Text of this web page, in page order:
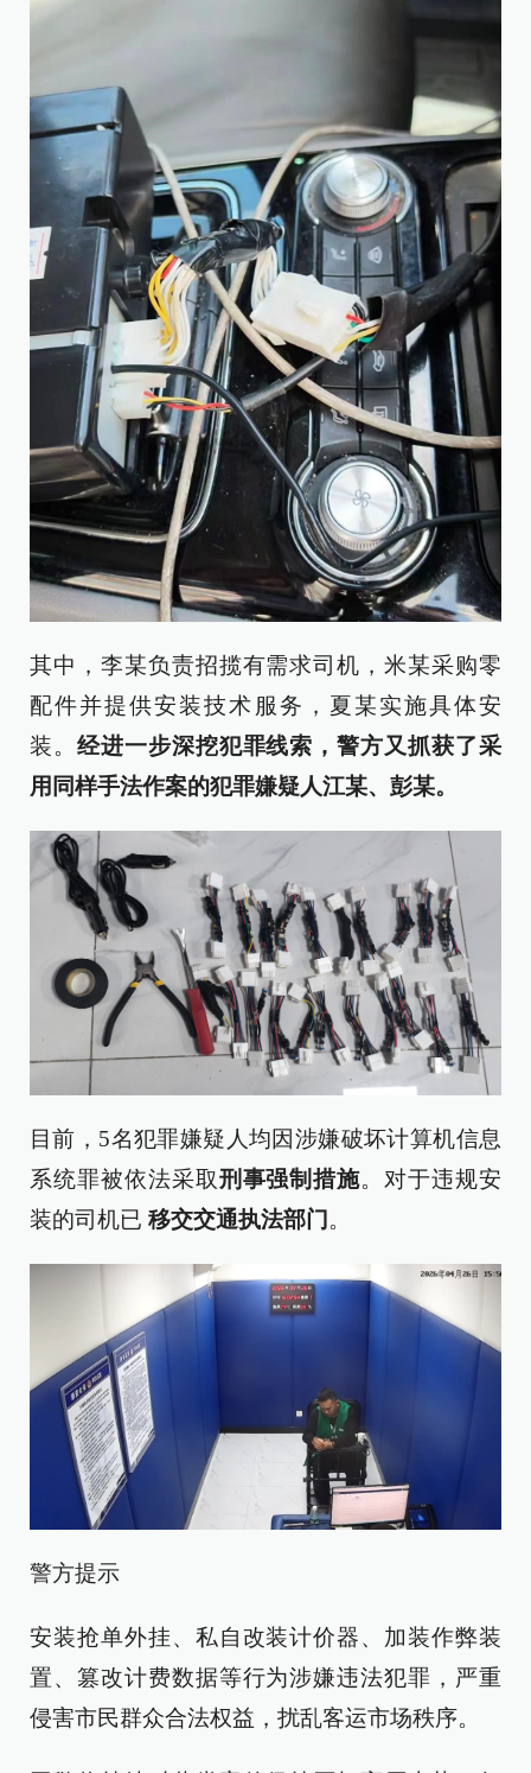
其中，李某负责招揽有需求司机，米某采购零
配件并提供安装技术服务，夏某实施具体安
装。 经进一步深挖犯罪线索，警方又抓获了采
用同样手法作案的犯罪嫌疑人江某、彭某。
目前，5名犯罪嫌疑人均因涉嫌破坏计算机信息
系统罪被依法采取刑事强制措施。对于违规安
装的司机已 移交交通执法部门。
警方提示
安装抢单外挂、私自改装计价器、加装作弊装
置、篡改计费数据等行为涉嫌违法犯罪，严重
侵害市民群众合法权益，扰乱客运市场秩序。